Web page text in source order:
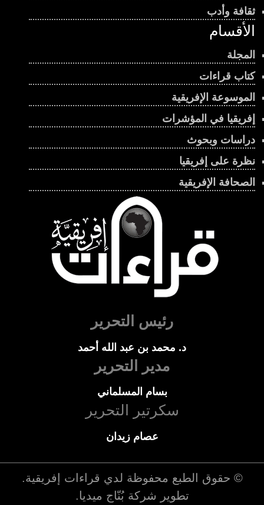
ثقافة وأدب
الأقسام
المجلة
كتاب قراءات
الموسوعة الإفريقية
إفريقيا في المؤشرات
دراسات وبحوث
نظرة على إفريقيا
الصحافة الإفريقية
رئيس التحرير
د. محمد بن عبد الله أحمد
مدير التحرير
بسام المسلماني
سكرتير التحرير
عصام زيدان
© حقوق الطبع محفوظة لدي قراءات إفريقية.
تطوير شركةبُنّاج ميديا.